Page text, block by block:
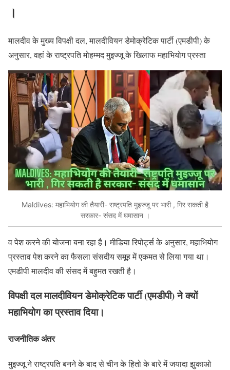
।
मालदीव के मुख्य विपक्षी दल, मालदीवियन डेमोक्रेटिक पार्टी (एमडीपी) के
अनुसार, वहां के राष्ट्रपति मोहम्मद मुइज्जू के खिलाफ महाभियोग प्रस्ता
Maldives: महाभियोग की तैयारी- राष्ट्रपति मुइज्जू पर भारी , गिर सकती है
सरकार- संसद में घमासान ।
व पेश करने की योजना बना रहा है। मीडिया रिपोर्ट्स के अनुसार, महाभियोग
प्रस्ताव पेश करने का फैसला संसदीय समूह में एकमत से लिया गया था।
एमडीपी मालदीव की संसद में बहुमत रखती है।
विपक्षी दल मालदीवियन डेमोक्रेटिक पार्टी (एमडीपी) ने क्यों
महाभियोग का प्रस्ताव दिया।
राजनीतिक अंतर
मुइज्जू ने राष्ट्रपति बनने के बाद से चीन के हितो के बारे में जयादा झुकाओ